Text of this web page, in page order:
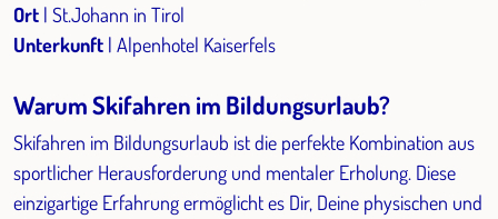
Ort | St.Johann in Tirol
Unterkunft | Alpenhotel Kaiserfels
Warum Skifahren im Bildungsurlaub?
Skifahren im Bildungsurlaub ist die perfekte Kombination aus
sportlicher Herausforderung und mentaler Erholung. Diese
einzigartige Erfahrung ermöglicht es Dir, Deine physischen und